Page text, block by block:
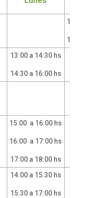
17:00 a
18:30 a
13:00 a 14:30 hs
14:30 a 16:00 hs
15:00 a 16:00 hs
16:00 a 17:00 hs
17:00 a 18:00 hs
14:00 a 15:30 hs
15:30 a 17:00 hs